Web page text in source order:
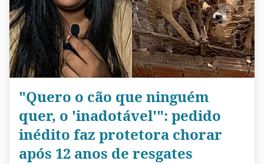
"Quero o cão que ninguém
quer, o 'inadotável'": pedido
inédito faz protetora chorar
após 12 anos de resgates